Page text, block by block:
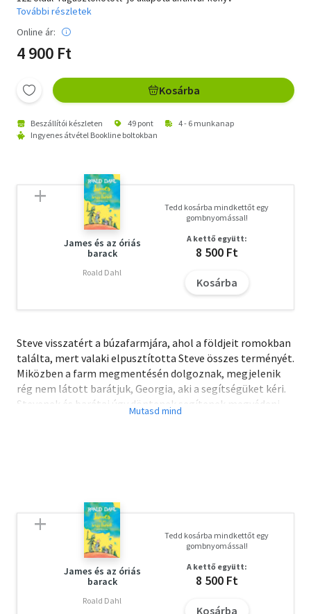
További részletek
Online ár:
4 900 Ft
Kosárba
Beszállítói készleten 49 pont
4 - 6 munkanap
Ingyenes átvétel Bookline boltokban
James és az óriás
barack
Roald Dahl
Tedd kosárba mindkettőt egy
gombnyomással!
A kettő együtt:
8 500 Ft
Kosárba
Steve visszatért a búzafarmjára, ahol a földjeit romokban
találta, mert valaki elpusztította Steve összes terményét.
Miközben a farm megmentésén dolgoznak, megjelenik
rég nem látott barátjuk, Georgia, aki a segítségüket kéri.
Stevenek és barátai úgy döntenek segítenek megvédeni
Georgia faluját a csontvázaktól, de már az úton is nehéz
griefer tervének a része?
James és az óriás
barack
Roald Dahl
Tedd kosárba mindkettőt egy
gombnyomással!
A kettő együtt:
8 500 Ft
Kosárba